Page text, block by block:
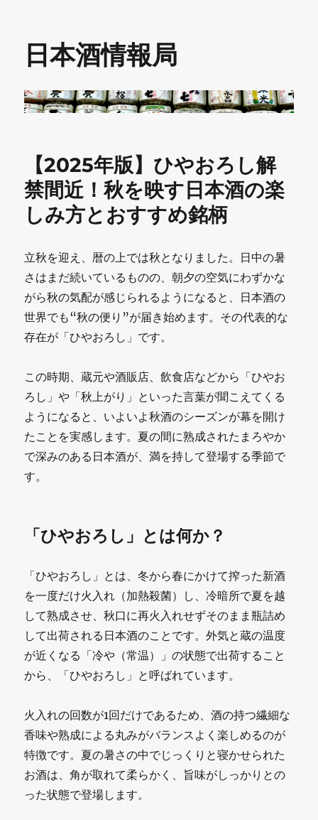
日本酒情報局
【2025年版】ひやおろし解
禁間近！秋を映す日本酒の楽
しみ方とおすすめ銘柄
立秋を迎え、暦の上では秋となりました。日中の暑
さはまだ続いているものの、朝夕の空気にわずかな
がら秋の気配が感じられるようになると、日本酒の
世界でも“秋の便り”が届き始めます。その代表的な
存在が「ひやおろし」です。
この時期、蔵元や酒販店、飲食店などから「ひやお
ろし」や「秋上がり」といった言葉が聞こえてくる
ようになると、いよいよ秋酒のシーズンが幕を開け
たことを実感します。夏の間に熟成されたまろやか
で深みのある日本酒が、満を持して登場する季節で
す。
「ひやおろし」とは何か？
「ひやおろし」とは、冬から春にかけて搾った新酒
を一度だけ火入れ（加熱殺菌）し、冷暗所で夏を越
して熟成させ、秋口に再火入れせずそのまま瓶詰め
して出荷される日本酒のことです。外気と蔵の温度
が近くなる「冷や（常温）」の状態で出荷すること
から、「ひやおろし」と呼ばれています。
火入れの回数が1回だけであるため、酒の持つ繊細な
香味や熟成による丸みがバランスよく楽しめるのが
特徴です。夏の暑さの中でじっくりと寝かせられた
お酒は、角が取れて柔らかく、旨味がしっかりとの
った状態で登場します。